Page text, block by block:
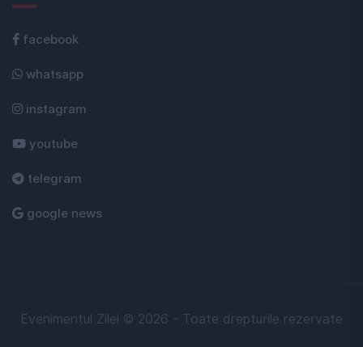
facebook
whatsapp
instagram
youtube
telegram
google news
Evenimentul Zilei © 2026 - Toate drepturile rezervate